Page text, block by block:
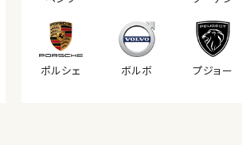
ポルシェ ボルボ プジョー